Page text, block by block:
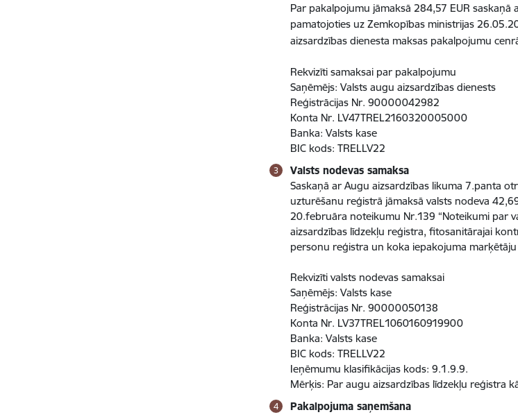
Par pakalpojumu jāmaksā 284,57 EUR
pamatojoties uzZemkopības ministrijas
aizsardzības dienesta maksas pakalpojumu
Rekvizīti samaksai par pakalpojumu
Saņēmējs: Valsts augu aizsardzības dienests
Reģistrācijas Nr. 90000042982
Konta Nr. LV47TREL2160320005000
Banka: Valsts kase
BIC kods: TRELLV22
Valsts nodevas samaksa
Saskaņā ar Augu aizsardzības likuma 7.panta
uzturēšanu reģistrā jāmaksā valsts nodeva
20.februāra noteikumu Nr.139 “Noteikumi par
aizsardzības līdzekļu reģistra, fitosanitārajai
personu reģistra un koka iepakojuma
Rekvizīti valsts nodevas samaksai
Saņēmējs: Valsts kase
Reģistrācijas Nr. 90000050138
Konta Nr. LV37TREL1060160919900
Banka: Valsts kase
BIC kods: TRELLV22
Ieņēmumu klasifikācijas kods: 9.1.9.9.
Mērķis: Par augu aizsardzības līdzekļu reģistra
Pakalpojuma saņemšana